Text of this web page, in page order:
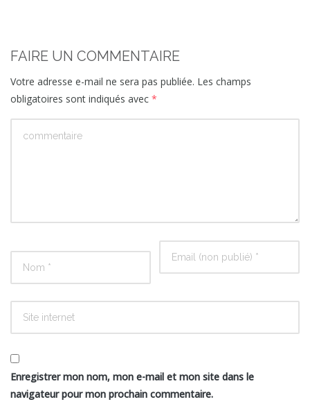
FAIRE UN COMMENTAIRE
Votre adresse e-mail ne sera pas publiée. Les champs
obligatoires sont indiqués avec *
Enregistrer mon nom, mon e-mail et mon site dans le
navigateur pour mon prochain commentaire.